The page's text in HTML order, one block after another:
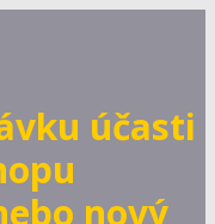
účasti
nový